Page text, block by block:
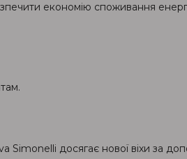
економію споживання
досягає нової віхи за